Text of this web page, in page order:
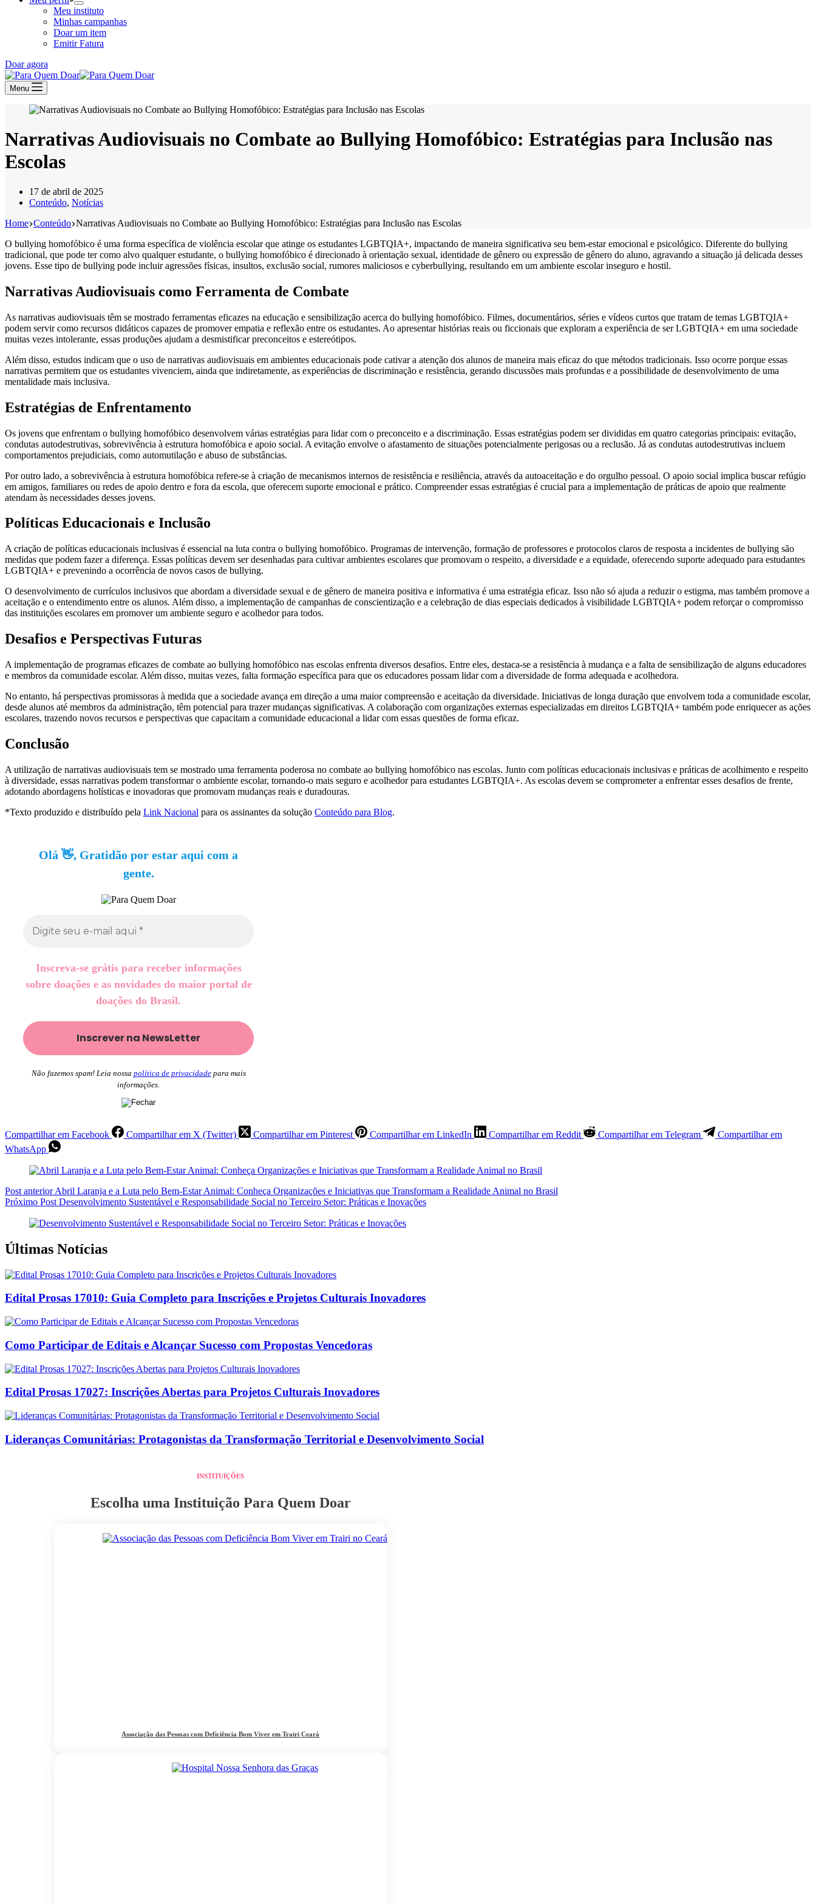
Meu instituto
Minhas campanhas
Doar um item
Emitir Fatura
Doar agora
Menu
Narrativas Audiovisuais no Combate ao Bullying Homofóbico: Estratégias para Inclusão nas
Escolas
17 de abril de 2025
Conteúdo, Notícias
Home Conteúdo Narrativas Audiovisuais no Combate ao Bullying Homofóbico: Estratégias para Inclusão nas Escolas
O bullying homofóbico é uma forma específica de violência escolar que atinge os estudantes LGBTQIA+, impactando de maneira significativa seu bem-estar emocional e psicológico. Diferente do bullying
tradicional, que pode ter como alvo qualquer estudante, o bullying homofóbico é direcionado à orientação sexual, identidade de gênero ou expressão de gênero do aluno, agravando a situação já delicada desses
jovens. Esse tipo de bullying pode incluir agressões físicas, insultos, exclusão social, rumores maliciosos e cyberbullying, resultando em um ambiente escolar inseguro e hostil.
Narrativas Audiovisuais como Ferramenta de Combate
As narrativas audiovisuais têm se mostrado ferramentas eficazes na educação e sensibilização acerca do bullying homofóbico. Filmes, documentários, séries e vídeos curtos que tratam de temas LGBTQIA+
podem servir como recursos didáticos capazes de promover empatia e reflexão entre os estudantes. Ao apresentar histórias reais ou ficcionais que exploram a experiência de ser LGBTQIA+ em uma sociedade
muitas vezes intolerante, essas produções ajudam a desmistificar preconceitos e estereótipos.
Além disso, estudos indicam que o uso de narrativas audiovisuais em ambientes educacionais pode cativar a atenção dos alunos de maneira mais eficaz do que métodos tradicionais. Isso ocorre porque essas
narrativas permitem que os estudantes vivenciem, ainda que indiretamente, as experiências de discriminação e resistência, gerando discussões mais profundas e a possibilidade de desenvolvimento de uma
mentalidade mais inclusiva.
Estratégias de Enfrentamento
Os jovens que enfrentam o bullying homofóbico desenvolvem várias estratégias para lidar com o preconceito e a discriminação. Essas estratégias podem ser divididas em quatro categorias principais: evitação,
condutas autodestrutivas, sobrevivência à estrutura homofóbica e apoio social. A evitação envolve o afastamento de situações potencialmente perigosas ou a reclusão. Já as condutas autodestrutivas incluem
comportamentos prejudiciais, como automutilação e abuso de substâncias.
Por outro lado, a sobrevivência à estrutura homofóbica refere-se à criação de mecanismos internos de resistência e resiliência, através da autoaceitação e do orgulho pessoal. O apoio social implica buscar refúgio
em amigos, familiares ou redes de apoio dentro e fora da escola, que oferecem suporte emocional e prático. Compreender essas estratégias é crucial para a implementação de práticas de apoio que realmente
atendam às necessidades desses jovens.
Políticas Educacionais e Inclusão
A criação de políticas educacionais inclusivas é essencial na luta contra o bullying homofóbico. Programas de intervenção, formação de professores e protocolos claros de resposta a incidentes de bullying são
medidas que podem fazer a diferença. Essas políticas devem ser desenhadas para cultivar ambientes escolares que promovam o respeito, a diversidade e a equidade, oferecendo suporte adequado para estudantes
LGBTQIA+ e prevenindo a ocorrência de novos casos de bullying.
O desenvolvimento de currículos inclusivos que abordam a diversidade sexual e de gênero de maneira positiva e informativa é uma estratégia eficaz. Isso não só ajuda a reduzir o estigma, mas também promove a
aceitação e o entendimento entre os alunos. Além disso, a implementação de campanhas de conscientização e a celebração de dias especiais dedicados à visibilidade LGBTQIA+ podem reforçar o compromisso
das instituições escolares em promover um ambiente seguro e acolhedor para todos.
Desafios e Perspectivas Futuras
A implementação de programas eficazes de combate ao bullying homofóbico nas escolas enfrenta diversos desafios. Entre eles, destaca-se a resistência à mudança e a falta de sensibilização de alguns educadores
e membros da comunidade escolar. Além disso, muitas vezes, falta formação específica para que os educadores possam lidar com a diversidade de forma adequada e acolhedora.
No entanto, há perspectivas promissoras à medida que a sociedade avança em direção a uma maior compreensão e aceitação da diversidade. Iniciativas de longa duração que envolvem toda a comunidade escolar,
desde alunos até membros da administração, têm potencial para trazer mudanças significativas. A colaboração com organizações externas especializadas em direitos LGBTQIA+ também pode enriquecer as ações
escolares, trazendo novos recursos e perspectivas que capacitam a comunidade educacional a lidar com essas questões de forma eficaz.
Conclusão
A utilização de narrativas audiovisuais tem se mostrado uma ferramenta poderosa no combate ao bullying homofóbico nas escolas. Junto com políticas educacionais inclusivas e práticas de acolhimento e respeito
à diversidade, essas narrativas podem transformar o ambiente escolar, tornando-o mais seguro e acolhedor para estudantes LGBTQIA+. As escolas devem se comprometer a enfrentar esses desafios de frente,
adotando abordagens holísticas e inovadoras que promovam mudanças reais e duradouras.
*Texto produzido e distribuído pela Link Nacional para os assinantes da solução Conteúdo para Blog.
Olá 👋, Gratidão por estar aqui com a
gente.
Inscreva-se grátis para receber informações
sobre doações e as novidades do maior portal de
doações do Brasil.
Não fazemos spam! Leia nossa política de privacidadepara mais
informações.
Compartilhar em Facebook Compartilhar em X (Twitter) Compartilhar em Pinterest Compartilhar em LinkedIn Compartilhar em Reddit Compartilhar em Telegram
Compartilhar em
WhatsApp
Post anteriorAbril Laranja e a Luta pelo Bem-Estar Animal: Conheça Organizações e Iniciativas que Transformam a Realidade Animal no Brasil
Próximo Post Desenvolvimento Sustentável e Responsabilidade Social no Terceiro Setor: Práticas e Inovações
Últimas Notícias
Edital Prosas 17010: Guia Completo para Inscrições e Projetos Culturais Inovadores
Como Participar de Editais e Alcançar Sucesso com Propostas Vencedoras
Edital Prosas 17027: Inscrições Abertas para Projetos Culturais Inovadores
Lideranças Comunitárias: Protagonistas da Transformação Territorial e Desenvolvimento Social
INSTITUIÇÕES
Escolha uma Instituição Para Quem Doar
Associação das Pessoas com Deficiência Bom Viver em Trairi Ceará